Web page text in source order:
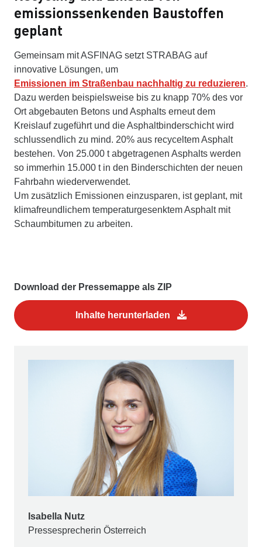
emissionssenkenden Baustoffen
geplant
Gemeinsam mit ASFINAG setzt STRABAG auf
innovative Lösungen, um
Emissionen im Straßenbau nachhaltig zu reduzieren.
Dazu werden beispielsweise bis zu knapp 70% des vor
Ort abgebauten Betons und Asphalts erneut dem
Kreislauf zugeführt und die Asphaltbinderschicht wird
schlussendlich zu mind. 20% aus recyceltem Asphalt
bestehen. Von 25.000 t abgetragenen Asphalts werden
so immerhin 15.000 t in den Binderschichten der neuen
Fahrbahn wiederverwendet.
Um zusätzlich Emissionen einzusparen, ist geplant, mit
klimafreundlichem temperaturgesenktem Asphalt mit
Schaumbitumen zu arbeiten.
Download der Pressemappe als ZIP
Inhalte herunterladen
Isabella Nutz
Pressesprecherin Österreich